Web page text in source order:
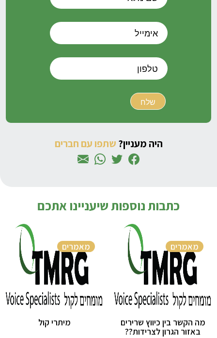
היה מעניין? שתפו עם חברים
כתבות נוספות שיעניינו אתכם
מאמרים
מה הקשר בין כיווץ שרירים
באזור הגרון לצרידות??
מאמרים
מיתרי קול